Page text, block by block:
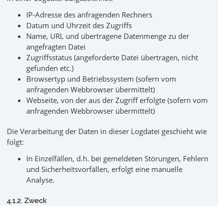
IP-Adresse des anfragenden Rechners
Datum und Uhrzeit des Zugriffs
Name, URL und übertragene Datenmenge zu der
angefragten Datei
Zugriffsstatus (angeforderte Datei übertragen, nicht
gefunden etc.)
Browsertyp und Betriebssystem (sofern vom
anfragenden Webbrowser übermittelt)
Webseite, von der aus der Zugriff erfolgte (sofern vom
anfragenden Webbrowser übermittelt)
Die Verarbeitung der Daten in dieser Logdatei geschieht wie
folgt:
In Einzelfällen, d.h. bei gemeldeten Störungen, Fehlern
und Sicherheitsvorfällen, erfolgt eine manuelle
Analyse.
4.1.2. Zweck